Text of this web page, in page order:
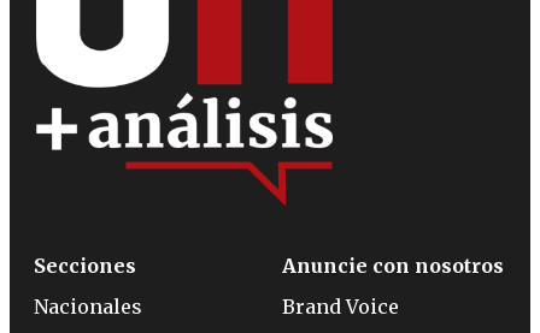
Secciones
Nacionales
Anuncie con nosotros
Brand Voice